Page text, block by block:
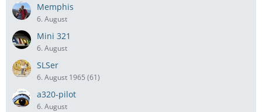
Memphis
6. August
Mini 321
6. August
SLSer
6. August 1965 (61)
a320-pilot
6. August